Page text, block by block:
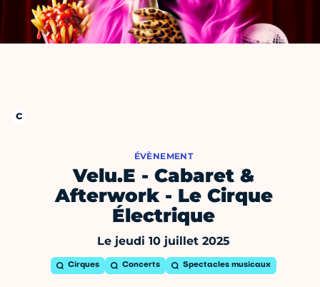
ÉVÈNEMENT
Velu.E - Cabaret &
Afterwork - Le Cirque
Électrique
Le jeudi 10 juillet 2025
Cirques Concerts Spectacles musicaux